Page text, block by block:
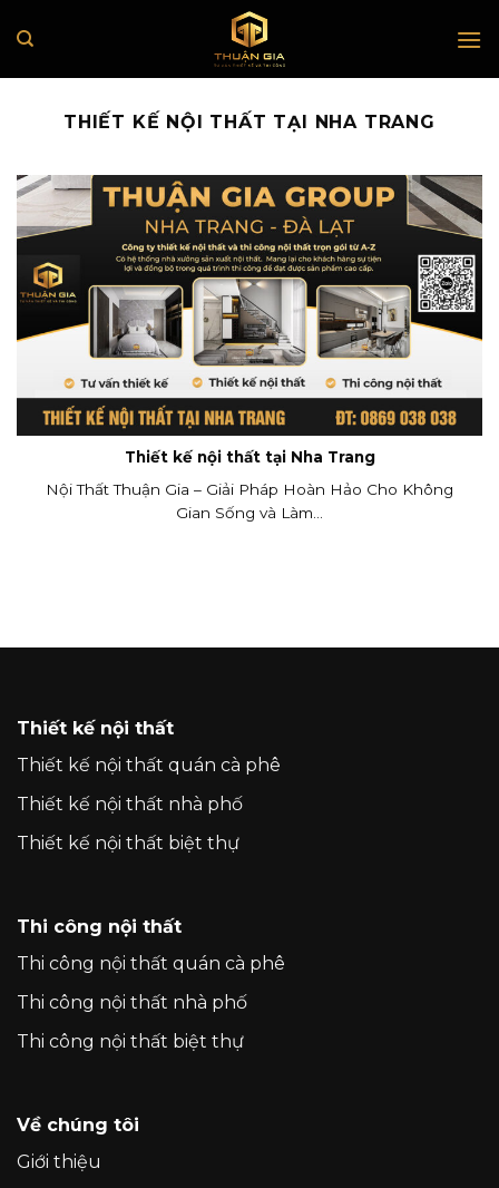
to
THIẾT KẾ NỘI THẤT TẠI NHA TRANG
Thiết kế nội thất tại Nha Trang
Nội Thất Thuận Gia – Giải Pháp Hoàn Hảo Cho Không
Gian Sống và Làm...
Thiết kế nội thất
Thiết kế nội thất quán cà phê
Thiết kế nội thất nhà phố
Thiết kế nội thất biệt thự
Thi công nội thất
Thi công nội thất quán cà phê
Thi công nội thất nhà phố
Thi công nội thất biệt thự
Về chúng tôi
Giới thiệu